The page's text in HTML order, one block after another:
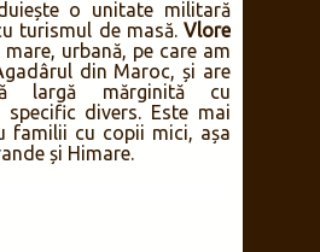
o unitate militară
turismul de masă. Vlore
urbană, pe care am
din Maroc, și are
largă mărginită cu
specific divers. Este mai
familii cu copii mici, așa
și Himare.